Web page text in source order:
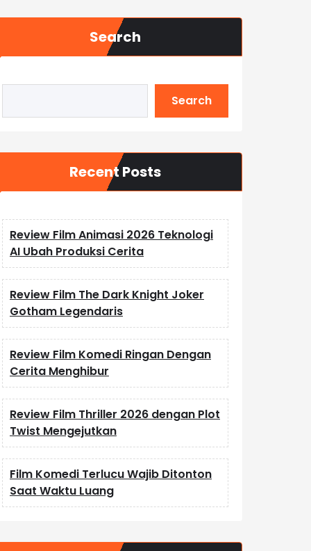
Search
Search
Recent Posts
Review Film Animasi 2026 Teknologi
AI Ubah Produksi Cerita
Review Film The Dark Knight Joker
Gotham Legendaris
Review Film Komedi Ringan Dengan
Cerita Menghibur
Review Film Thriller 2026 dengan Plot
Twist Mengejutkan
Film Komedi Terlucu Wajib Ditonton
Saat Waktu Luang